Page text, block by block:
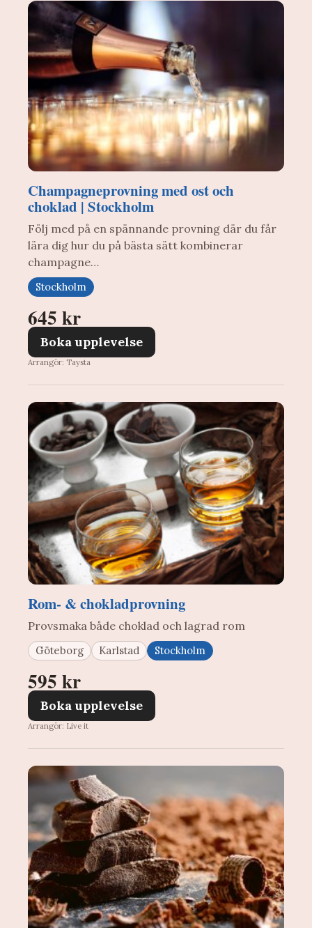
Champagneprovning med ost och
choklad | Stockholm
Följ med på en spännande provning där du får
lära dig hur du på bästa sätt kombinerar
champagne…
Stockholm
645 kr
Boka upplevelse
Arrangör: Taysta
Rom- & chokladprovning
Provsmaka både choklad och lagrad rom
Göteborg Karlstad Stockholm
595 kr
Boka upplevelse
Arrangör: Live it